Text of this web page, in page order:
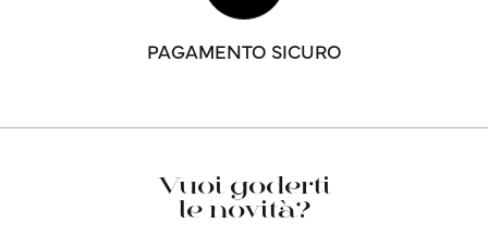
PAGAMENTO SICURO
Vuoi goderti
le novità?